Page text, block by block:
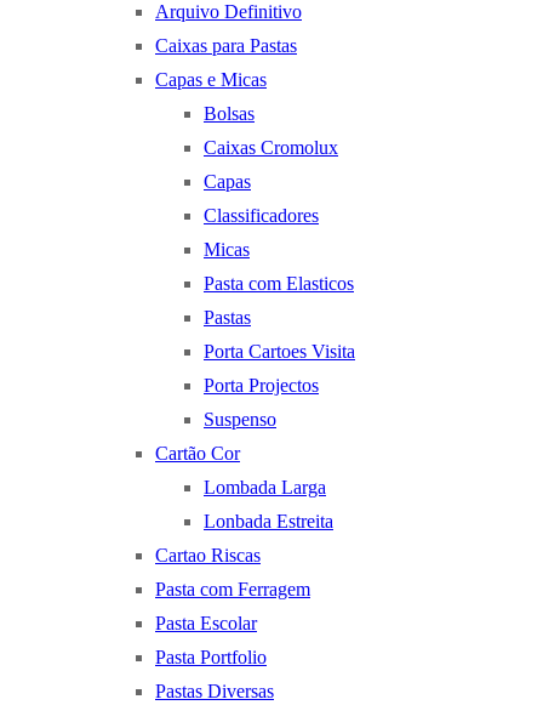
Arquivo Definitivo
Caixas para Pastas
Capas e Micas
Bolsas
Caixas Cromolux
Capas
Classificadores
Micas
Pasta com Elasticos
Pastas
Porta Cartoes Visita
Porta Projectos
Suspenso
Cartão Cor
Lombada Larga
Lonbada Estreita
Cartao Riscas
Pasta com Ferragem
Pasta Escolar
Pasta Portfolio
Pastas Diversas